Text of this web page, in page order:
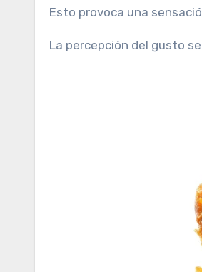
Esto provoca una
La percepción del gusto